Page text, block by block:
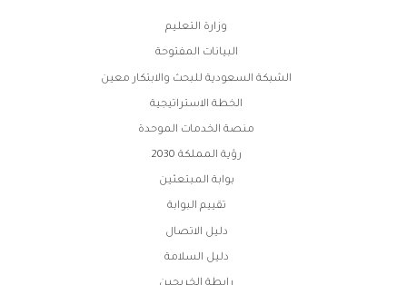
وزارة التعليم
البيانات المفتوحة
الشبكة السعودية للبحث والابتكار معين
الخطة الاستراتيجية
منصة الخدمات الموحدة
رؤية المملكة 2030
بوابة المبتعثين
تقييم البوابة
دليل الاتصال
دليل السلامة